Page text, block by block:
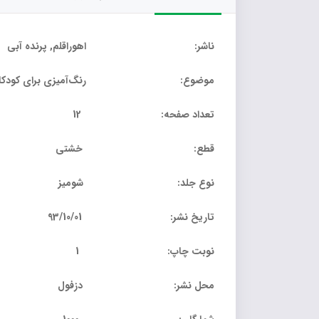
ناشر: اهوراقلم, پرنده آبی
موضوع: رنگ‌آمیزی برای
تعداد صفحه: 12
قطع: خشتی
نوع جلد: شومیز
تاریخ نشر: 93/10/01
نوبت چاپ: 1
محل نشر: دزفول